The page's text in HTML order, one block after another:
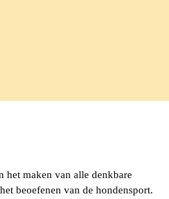
het maken van alle denkbare
beoefenen van de hondensport.